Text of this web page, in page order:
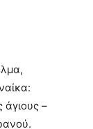
άγιους –